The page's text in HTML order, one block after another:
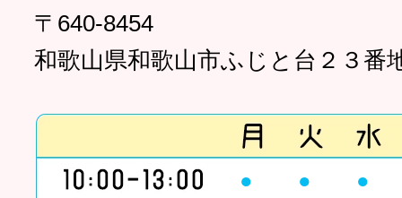
〒640-8454
和歌山県和歌山市ふじと台２３番
● ● ●